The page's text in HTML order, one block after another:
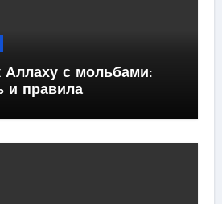
с мольбами:
и правила